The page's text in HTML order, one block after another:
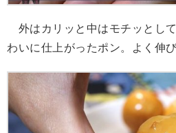
外はカリッと中はモチッとし
わいに仕上がったポン。よく伸